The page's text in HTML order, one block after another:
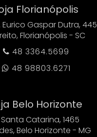
Florianópolis
Eurico Gaspar Dutra, 445
Florianópolis - SC
 48 3364.5699
 48 98803.6271
Belo Horizonte
Santa Catarina, 1465
Belo Horizonte - MG